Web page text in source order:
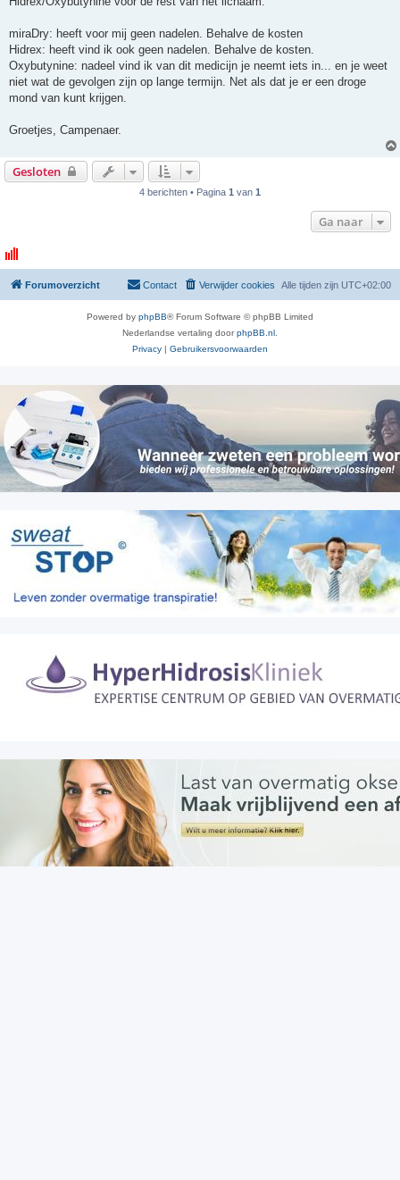
miraDry: heeft voor mij geen nadelen. Behalve de kosten
Hidrex: heeft vind ik ook geen nadelen. Behalve de kosten.
Oxybutynine: nadeel vind ik van dit medicijn je neemt iets in... en je weet
niet wat de gevolgen zijn op lange termijn. Net als dat je er een droge
mond van kunt krijgen.
Groetjes, Campenaer.
Gesloten
4 berichten • Pagina 1 van 1
Ga naar
Forumoverzicht Alle tijden zijn UTC+02:00
Verwijder cookies
Contact
Powered by phpBB® Forum Software © phpBB Limited
Nederlandse vertaling doorphpBB.nl.
Privacy | Gebruikersvoorwaarden